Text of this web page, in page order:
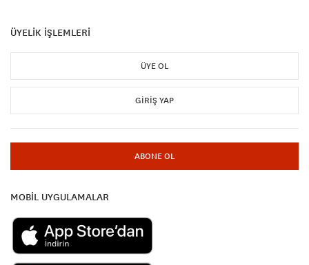
ÜYELİK İŞLEMLERİ
ÜYE OL
GIRIŞ YAP
ABONE OL
MOBİL UYGULAMALAR